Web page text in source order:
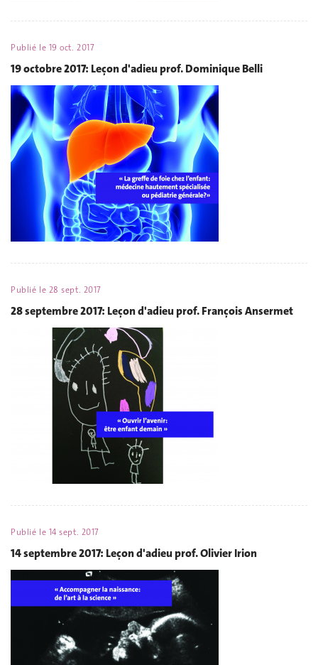
Publié le 19 oct. 2017
19 octobre 2017: Leçon d'adieu prof. Dominique Belli
Publié le 28 sept. 2017
28 septembre 2017: Leçon d'adieu prof. François Ansermet
Publié le 14 sept. 2017
14 septembre 2017: Leçon d'adieu prof. Olivier Irion